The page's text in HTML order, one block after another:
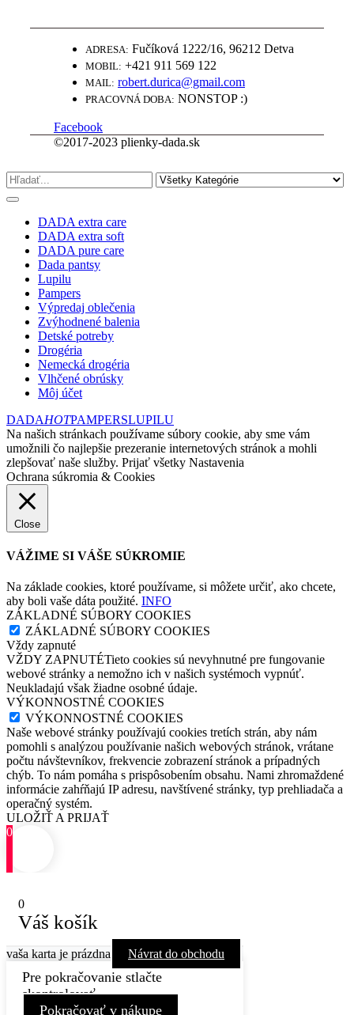
ADRESA: Fučíková 1222/16, 96212 Detva
MOBIL: +421 911 569 122
MAIL: robert.durica@gmail.com
PRACOVNÁ DOBA: NONSTOP :)
Facebook
©2017-2023 plienky-dada.sk
DADA extra care
DADA extra soft
DADA pure care
Dada pantsy
Lupilu
Pampers
Výpredaj oblečenia
Zvýhodnené balenia
Detské potreby
Drogéria
Nemecká drogéria
Vlhčené obrúsky
Môj účet
DADAHOTPAMPERSLUPILU
Na našich stránkach používame súbory cookie, aby sme vám
umožnili čo najlepšie prezeranie internetových stránok a mohli
zlepšovať naše služby. Prijať všetky Nastavenia
Ochrana súkromia & Cookies
Close
VÁŽIME SI VÁŠE SÚKROMIE
Na základe cookies, ktoré používame, si môžete určiť, ako chcete,
aby boli vaše dáta použité. INFO
ZÁKLADNÉ SÚBORY COOKIES
ZÁKLADNÉ SÚBORY COOKIES
Vždy zapnuté
VŽDY ZAPNUTÉTieto cookies sú nevyhnutné pre fungovanie
webové stránky a nemožno ich v našich systémoch vypnúť.
Neukladajú však žiadne osobné údaje.
VÝKONNOSTNÉ COOKIES
VÝKONNOSTNÉ COOKIES
Naše webové stránky používajú cookies tretích strán, aby nám
pomohli s analýzou používanie našich webových stránok, vrátane
počtu návštevníkov, frekvencie zobrazení stránok a prípadných
chýb. To nám pomáha s prispôsobením obsahu. Nami zhromaždené
informácie zahŕňajú IP adresu, navštívené stránky, typ prehliadača a
operačný systém.
ULOŽIŤ A PRIJAŤ
0
0
Váš košík
vaša karta je prázdna Návrat do obchodu
Pre pokračovanie stlačte
skontrolovať
Pokračovať v nákupe